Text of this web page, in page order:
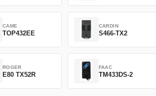
CAME
TOP432EE
CARDIN
S466-TX2
ROGER
E80 TX52R
FAAC
TM433DS-2